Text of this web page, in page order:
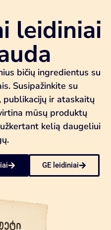
leidiniai
bičių ingredientus su
Susipažinkite su
publikacijų ir ataskaitų
mūsų produktų
kelią daugeliui
GE leidiniai